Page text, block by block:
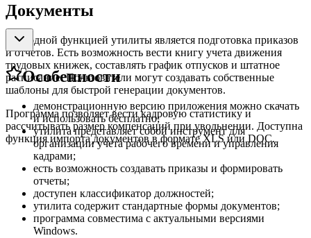
Документы
Еще одной функцией утилиты является подготовка приказов
и отчетов. Есть возможность вести книгу учета движения
трудовых книжек, составлять график отпусков и штатное
расписание. Пользователи могут создавать собственные
шаблоны для быстрой генерации документов.
Программа позволяет вести кадровую статистику и
рассчитывать размер компенсаций при увольнении. Доступна
функция импорта документов в формате XLS или DOC.
Особенности
демонстрационную версию приложения можно скачать
и использовать бесплатно;
утилита представляет собой инструмент для
организации учета рабочего времени и управления
кадрами;
есть возможность создавать приказы и формировать
отчеты;
доступен классификатор должностей;
утилита содержит стандартные формы документов;
программа совместима с актуальными версиями
Windows.